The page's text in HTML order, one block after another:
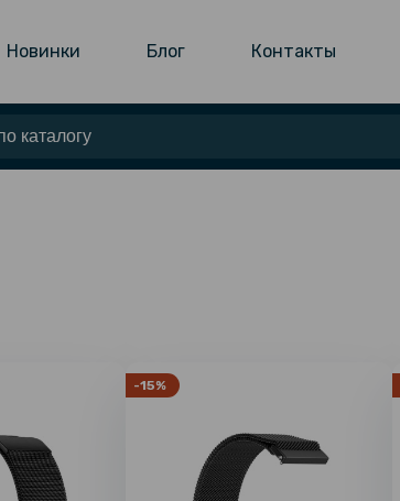
Новинки Блог Контакты
-15%